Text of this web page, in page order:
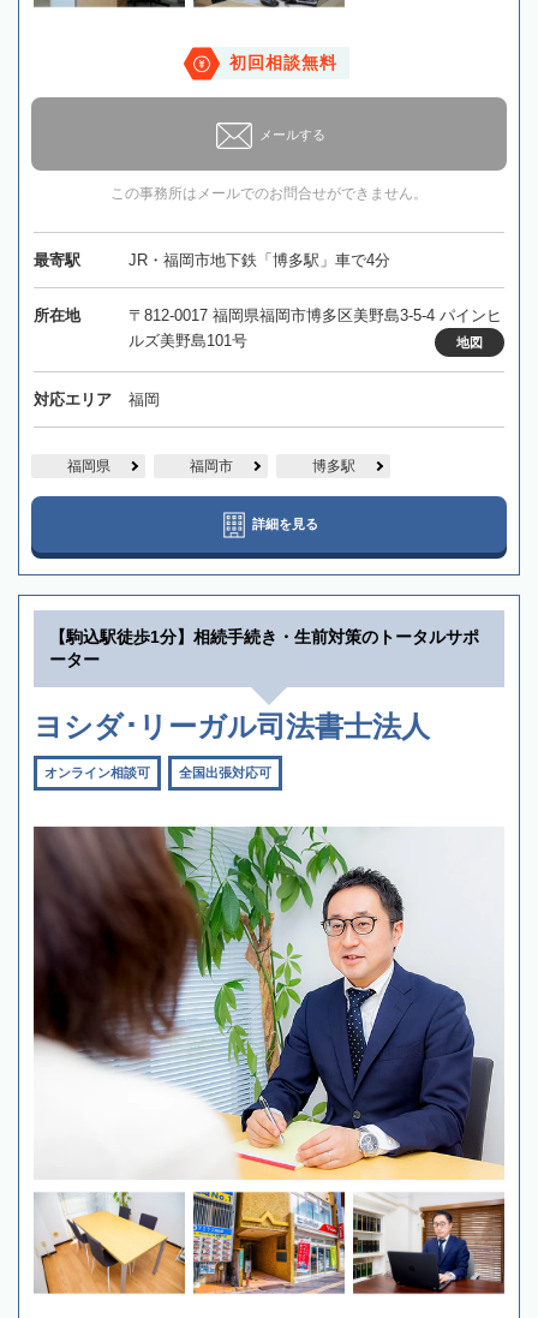
初回相談無料
メールする
この事務所はメールでのお問合せができません。
最寄駅 JR・福岡市地下鉄「博多駅」車で4分
所在地
〒812-0017 福岡県福岡市博多区美野島3-5-4 パインヒ
ルズ美野島101号
地図
対応エリア 福岡
福岡県 福岡市 博多駅
詳細を見る
【駒込駅徒歩1分】相続手続き・生前対策のトータルサポ
ーター
ヨシダ･リーガル司法書士法人
オンライン相談可 全国出張対応可